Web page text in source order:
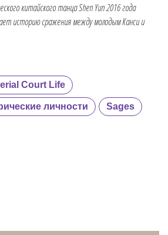
китайского танца Shen Yun 2016 года
историю сражения между молодым Канси и
Court Life
личности Sages